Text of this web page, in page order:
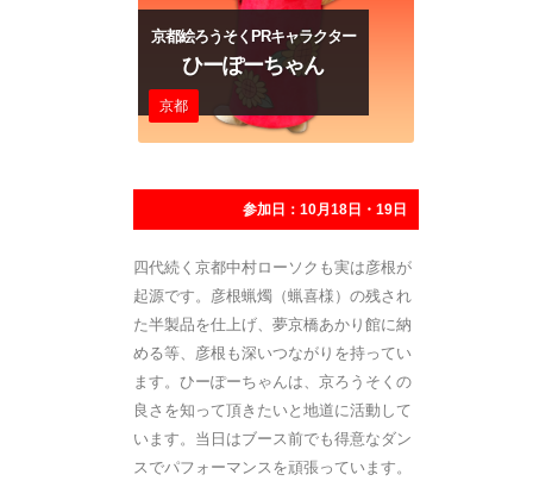
京都絵ろうそくPRキャラクター
ひーぽーちゃん
京都
参加日：10月18日・19日
四代続く京都中村ローソクも実は彦根が
起源です。彦根蝋燭（蝋喜様）の残され
た半製品を仕上げ、夢京橋あかり館に納
める等、彦根も深いつながりを持ってい
ます。ひーぽーちゃんは、京ろうそくの
良さを知って頂きたいと地道に活動して
います。当日はブース前でも得意なダン
スでパフォーマンスを頑張っています。